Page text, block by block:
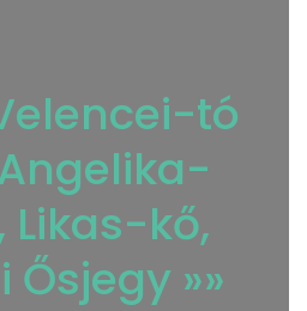
tó
Likas-kő,
Ősjegy »»